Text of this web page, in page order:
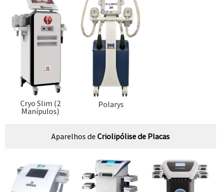
Cryo Slim (2
Manípulos)
Polarys
Aparelhos de Criolipólise de Placas